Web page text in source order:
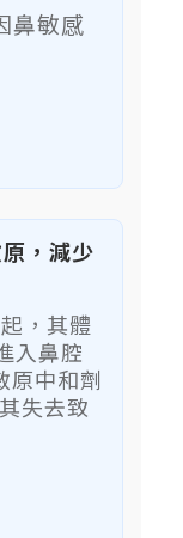
鼻敏感
，減少
，其體
入鼻腔
中和劑
失去致